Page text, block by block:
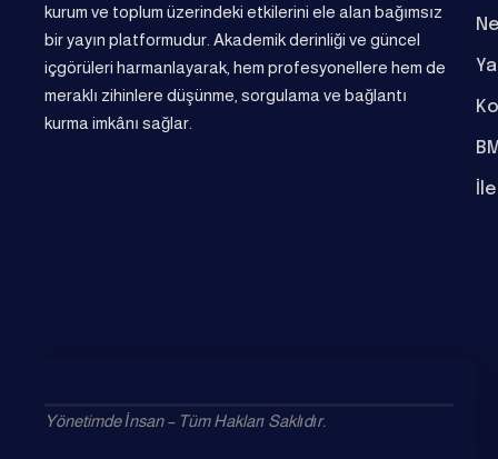
kurum ve toplum üzerindeki etkilerini ele alan bağımsız
bir yayın platformudur. Akademik derinliği ve güncel
içgörüleri harmanlayarak, hem profesyonellere hem de
meraklı zihinlere düşünme, sorgulama ve bağlantı
kurma imkânı sağlar.
Yönetimde İnsan – Tüm Hakları Saklıdır.